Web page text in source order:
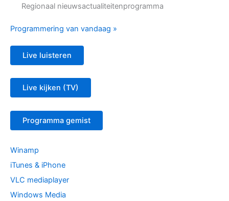
Regionaal nieuwsactualiteitenprogramma
Programmering van vandaag »
Live luisteren
Live kijken (TV)
Programma gemist
Winamp
iTunes & iPhone
VLC mediaplayer
Windows Media